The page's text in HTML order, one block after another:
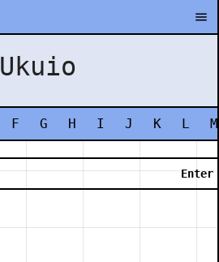
Ukuio
F G H I J K L M